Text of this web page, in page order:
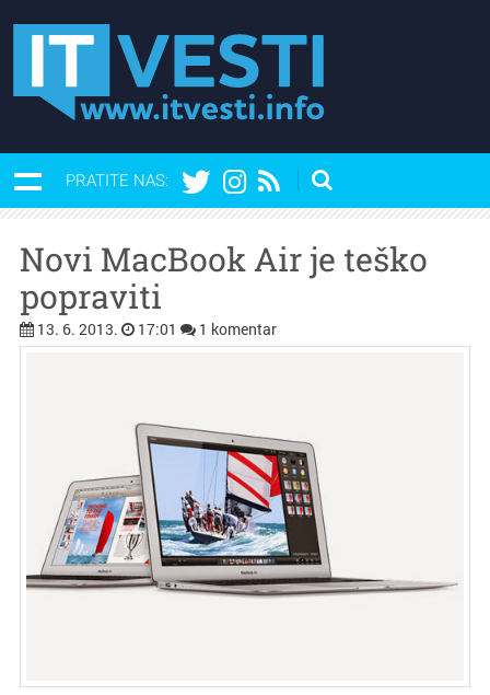
PRATITE NAS:
Novi MacBook Air je teško
popraviti
13. 6. 2013. 17:01 1 komentar